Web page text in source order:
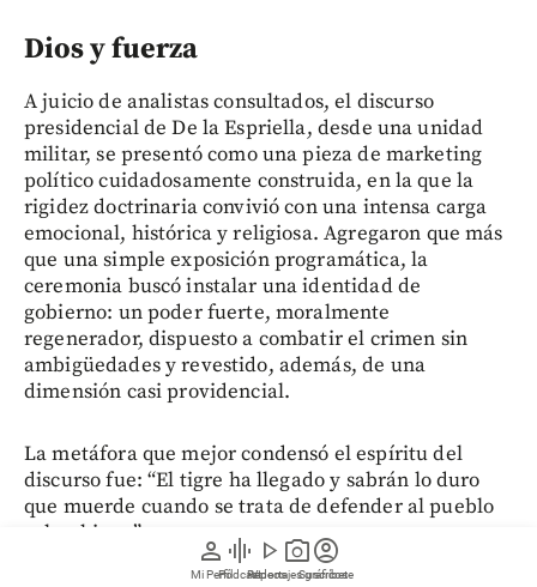
person
Mi Perfil
graphic_eq
Pódcast
play_arrow
Videos
photo_camera
Reportajes gráficos
account_circle
Suscríbete
Dios y fuerza
A juicio de analistas consultados, el discurso
presidencial de De la Espriella, desde una unidad
militar, se presentó como una pieza de marketing
político cuidadosamente construida, en la que la
rigidez doctrinaria convivió con una intensa carga
emocional, histórica y religiosa. Agregaron que más
que una simple exposición programática, la
ceremonia buscó instalar una identidad de
gobierno: un poder fuerte, moralmente
regenerador, dispuesto a combatir el crimen sin
ambigüedades y revestido, además, de una
dimensión casi providencial.
La metáfora que mejor condensó el espíritu del
discurso fue: “El tigre ha llegado y sabrán lo duro
que muerde cuando se trata de defender al pueblo
colombiano”.